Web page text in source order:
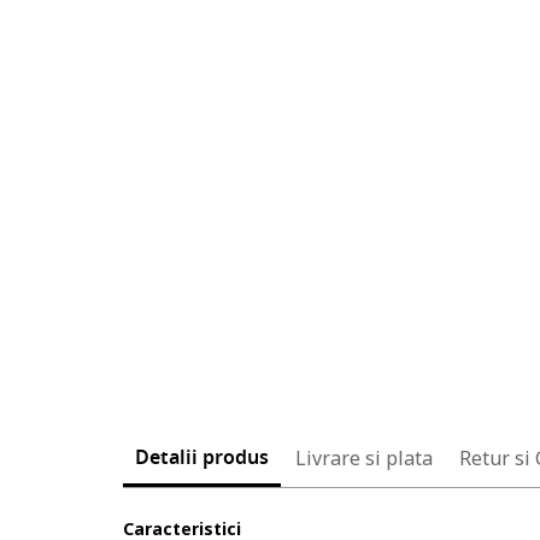
Detalii produs Livrare si plata Retur si
Caracteristici